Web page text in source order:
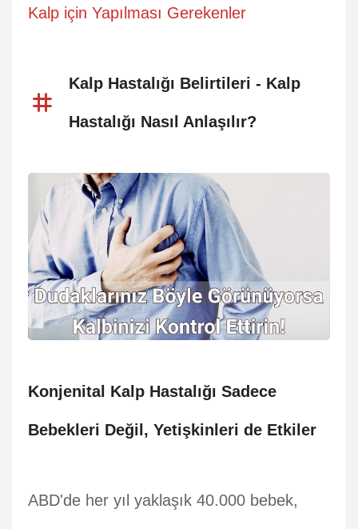
Kalp için Yapılması Gerekenler
Kalp Hastalığı Belirtileri - Kalp
Hastalığı Nasıl Anlaşılır?
Konjenital Kalp Hastalığı Sadece
Bebekleri Değil, Yetişkinleri de Etkiler
ABD'de her yıl yaklaşık 40.000 bebek,